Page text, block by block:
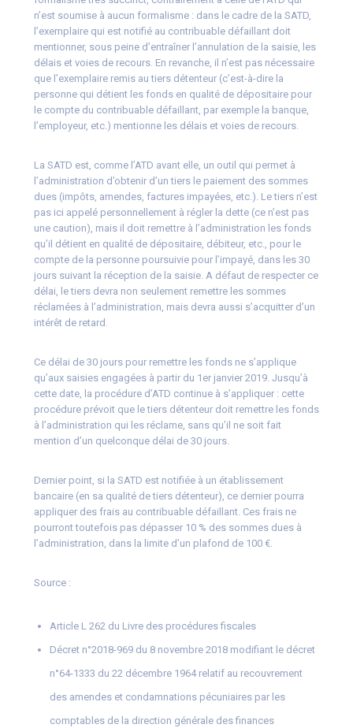
n’est soumise à aucun formalisme : dans le cadre de la SATD,
l’exemplaire qui est notifié au contribuable défaillant doit
mentionner, sous peine d’entraîner l’annulation de la saisie, les
délais et voies de recours. En revanche, il n’est pas nécessaire
que l’exemplaire remis au tiers détenteur (c’est-à-dire la
personne qui détient les fonds en qualité de dépositaire pour
le compte du contribuable défaillant, par exemple la banque,
l’employeur, etc.) mentionne les délais et voies de recours.
La SATD est, comme l’ATD avant elle, un outil qui permet à
l’administration d’obtenir d’un tiers le paiement des sommes
dues (impôts, amendes, factures impayées, etc.). Le tiers n’est
pas ici appelé personnellement à régler la dette (ce n’est pas
une caution), mais il doit remettre à l’administration les fonds
qu’il détient en qualité de dépositaire, débiteur, etc., pour le
compte de la personne poursuivie pour l’impayé, dans les 30
jours suivant la réception de la saisie. A défaut de respecter ce
délai, le tiers devra non seulement remettre les sommes
réclamées à l’administration, mais devra aussi s’acquitter d’un
intérêt de retard.
Ce délai de 30 jours pour remettre les fonds ne s’applique
qu’aux saisies engagées à partir du 1er janvier 2019. Jusqu’à
cette date, la procédure d’ATD continue à s’appliquer : cette
procédure prévoit que le tiers détenteur doit remettre les fonds
à l’administration qui les réclame, sans qu’il ne soit fait
mention d’un quelconque délai de 30 jours.
Dernier point, si la SATD est notifiée à un établissement
bancaire (en sa qualité de tiers détenteur), ce dernier pourra
appliquer des frais au contribuable défaillant. Ces frais ne
pourront toutefois pas dépasser 10 % des sommes dues à
l’administration, dans la limite d’un plafond de 100 €.
Source :
Article L 262 du Livre des procédures fiscales
Décret n°2018-969 du 8 novembre 2018 modifiant le décret
n°64-1333 du 22 décembre 1964 relatif au recouvrement
des amendes et condamnations pécuniaires par les
comptables de la direction générale des finances